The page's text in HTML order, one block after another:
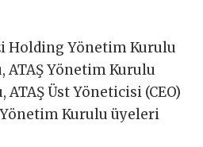
Holding Yönetim Kurulu
ATAŞ Yönetim Kurulu
ATAŞ Üst Yöneticisi (CEO)
Yönetim Kurulu üyeleri